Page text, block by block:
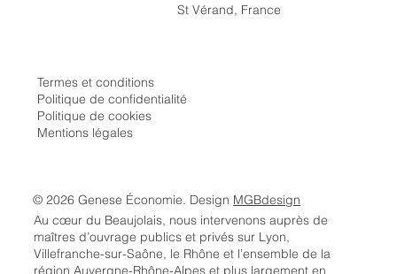
St Vérand, France
Termes et conditions
Politique de confidentialité
Politique de cookies
Mentions légales
© 2026 Genese Économie. Design MGBdesign
Au cœur du Beaujolais, nous intervenons auprès de
maîtres d’ouvrage publics et privés sur Lyon,
Villefranche-sur-Saône, le Rhône et l’ensemble de la
région Auvergne-Rhône-Alpes et plus largement en